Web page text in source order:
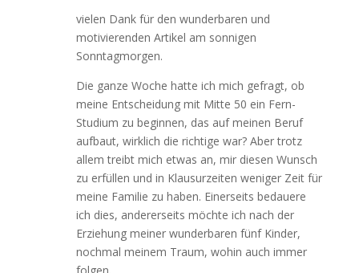
vielen Dank für den wunderbaren und
motivierenden Artikel am sonnigen
Sonntagmorgen.
Die ganze Woche hatte ich mich gefragt, ob
meine Entscheidung mit Mitte 50 ein Fern-
Studium zu beginnen, das auf meinen Beruf
aufbaut, wirklich die richtige war? Aber trotz
allem treibt mich etwas an, mir diesen Wunsch
zu erfüllen und in Klausurzeiten weniger Zeit für
meine Familie zu haben. Einerseits bedauere
ich dies, andererseits möchte ich nach der
Erziehung meiner wunderbaren fünf Kinder,
nochmal meinem Traum, wohin auch immer